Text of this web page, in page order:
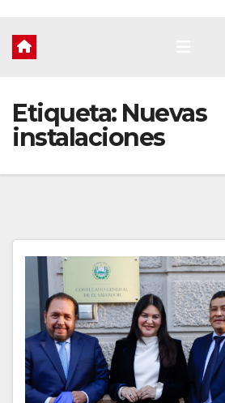
Etiqueta: Nuevas
instalaciones